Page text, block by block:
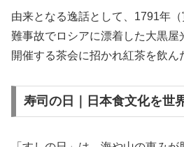
由来となる逸話として、1791年
難事故でロシアに漂着した大黒屋
開催する茶会に招かれ紅茶を飲ん
寿司の日｜日本食文化を世